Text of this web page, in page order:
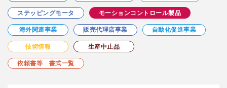
ステッピングモータ モーションコントロール製品
海外関連事業 販売代理店事業 自動化促進事業
技術情報 生産中止品
依頼書等 書式一覧